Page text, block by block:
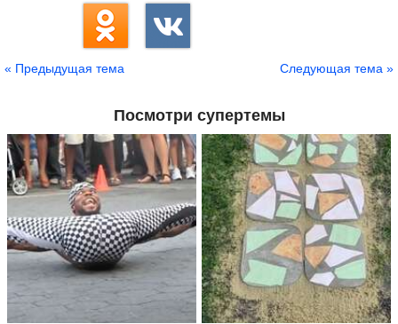
« Предыдущая тема Следующая тема »
Посмотри супертемы